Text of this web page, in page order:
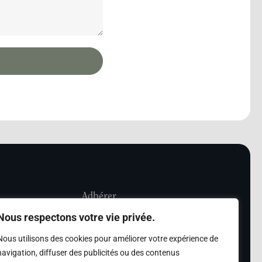
respectons votre vie privée.
utilisons des cookies pour améliorer votre expérience de
diffuser des publicités ou des contenus
Les Amis de
de la
Adhérer
Adhésion